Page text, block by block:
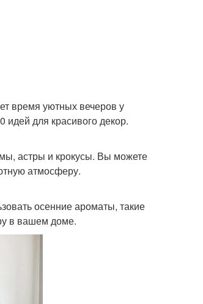
время уютных вечеров у
для красивого декор.
астры и крокусы. Вы можете
атмосферу.
осенние ароматы, такие
в вашем доме.